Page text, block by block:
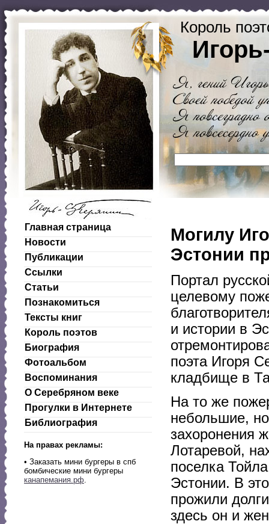
Король
Главная страница
Новости
Публикации
Ссылки
Статьи
Познакомиться
Тексты книг
Король поэтов
Биография
Фотоальбом
Воспоминания
О Серебряном веке
Прогулки в Интернете
Библиография
На правах рекламы:
• Заказать мини бургеры в спб
бомбические мини бургеры
канапемания.рф.
Могилу
Эстонии
Портал
целевому
и истории в
поэта Игоря
кладбище в
На то же
небольшие,
захоронения
Лотаревой,
поселка
Эстонии. В
прожили
здесь он и